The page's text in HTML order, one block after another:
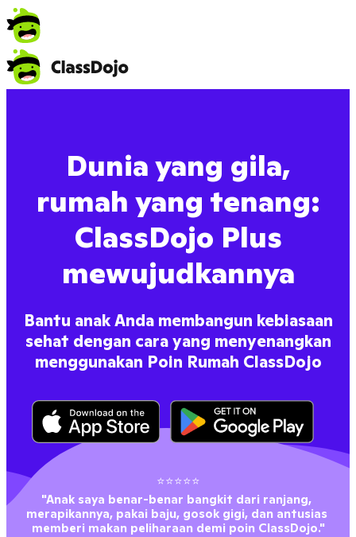
Dunia yang gila,
rumah yang tenang:
ClassDojo Plus
mewujudkannya
Bantu anak Anda membangun kebiasaan
sehat dengan cara yang menyenangkan
menggunakan Poin Rumah ClassDojo
⭐⭐⭐⭐⭐
"Anak saya benar-benar bangkit dari ranjang,
merapikannya, pakai baju, gosok gigi, dan antusias
memberi makan peliharaan demi poin ClassDojo."